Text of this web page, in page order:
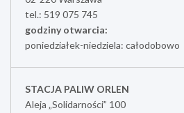
tel.: 519 075 745
godziny otwarcia:
poniedziałek-niedziela: całodobowo
STACJA PALIW ORLEN
Aleja „Solidarności” 100